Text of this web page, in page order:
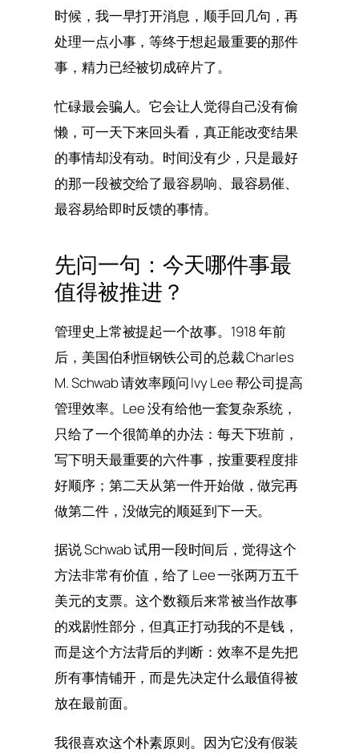
时候，我一早打开消息，顺手回几句，再
处理一点小事，等终于想起最重要的那件
事，精力已经被切成碎片了。
忙碌最会骗人。它会让人觉得自己没有偷
懒，可一天下来回头看，真正能改变结果
的事情却没有动。时间没有少，只是最好
的那一段被交给了最容易响、最容易催、
最容易给即时反馈的事情。
先问一句：今天哪件事最
值得被推进？
管理史上常被提起一个故事。1918 年前
后，美国伯利恒钢铁公司的总裁 Charles
M. Schwab 请效率顾问 Ivy Lee 帮公司提高
管理效率。Lee 没有给他一套复杂系统，
只给了一个很简单的办法：每天下班前，
写下明天最重要的六件事，按重要程度排
好顺序；第二天从第一件开始做，做完再
做第二件，没做完的顺延到下一天。
据说 Schwab 试用一段时间后，觉得这个
方法非常有价值，给了 Lee 一张两万五千
美元的支票。这个数额后来常被当作故事
的戏剧性部分，但真正打动我的不是钱，
而是这个方法背后的判断：效率不是先把
所有事情铺开，而是先决定什么最值得被
放在最前面。
我很喜欢这个朴素原则。因为它没有假装